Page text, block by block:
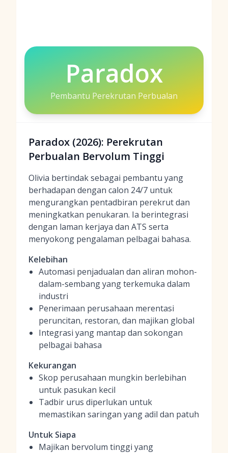
Paradox
Pembantu Perekrutan Perbualan
Paradox (2026): Perekrutan
Perbualan Bervolum Tinggi
Olivia bertindak sebagai pembantu yang
berhadapan dengan calon 24/7 untuk
mengurangkan pentadbiran perekrut dan
meningkatkan penukaran. Ia berintegrasi
dengan laman kerjaya dan ATS serta
menyokong pengalaman pelbagai bahasa.
Kelebihan
Automasi penjadualan dan aliran mohon-
dalam-sembang yang terkemuka dalam
industri
Penerimaan perusahaan merentasi
peruncitan, restoran, dan majikan global
Integrasi yang mantap dan sokongan
pelbagai bahasa
Kekurangan
Skop perusahaan mungkin berlebihan
untuk pasukan kecil
Tadbir urus diperlukan untuk
memastikan saringan yang adil dan patuh
Untuk Siapa
Majikan bervolum tinggi yang